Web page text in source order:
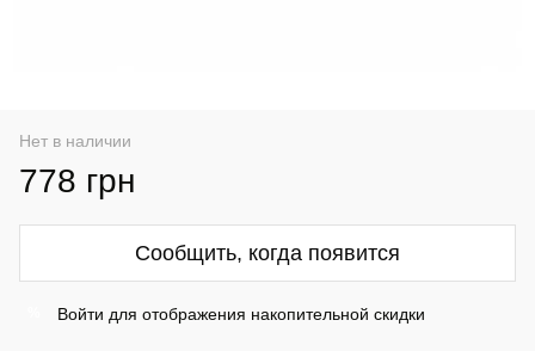
Нет в наличии
778 грн
Сообщить, когда появится
Войти для отображения накопительной скидки